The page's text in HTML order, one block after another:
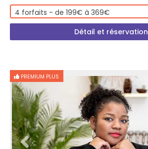
4 forfaits - de 199€ à 369€
Détail et réservation
PREMIUM PLUS